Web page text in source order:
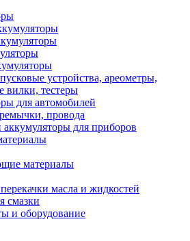
устройства, ареометры,
вилки, тестеры
для автомобилей
провода
аккумуляторы для приборов
материалы
масла и жидкостей
смазки
и оборудование